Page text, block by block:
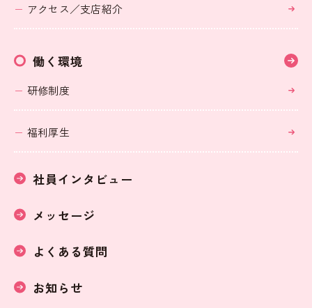
アクセス／支店紹介
働く環境
研修制度
福利厚生
社員インタビュー
メッセージ
よくある質問
お知らせ